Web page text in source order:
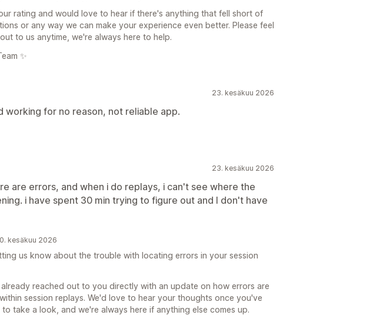
rating and would love to hear if there's anything that fell short of
or any way we can make your experience even better. Please feel
to us anytime, we're always here to help.
✨
23. kesäkuu 2026
working for no reason, not reliable app.
23. kesäkuu 2026
are errors, and when i do replays, i can't see where the
i have spent 30 min trying to figure out and I don't have
kesäkuu 2026
us know about the trouble with locating errors in your session
already reached out to you directly with an update on how errors are
session replays. We'd love to hear your thoughts once you've
take a look, and we're always here if anything else comes up.